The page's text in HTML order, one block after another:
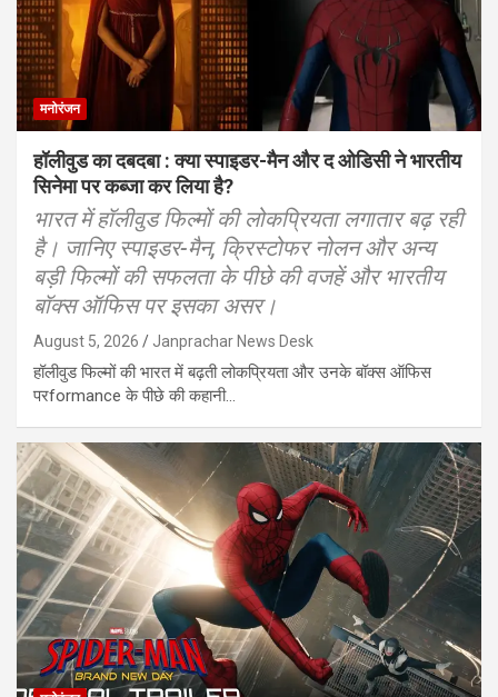
मनोरंजन
हॉलीवुड का दबदबा : क्या स्पाइडर-मैन और द ओडिसी ने भारतीय
सिनेमा पर कब्जा कर लिया है?
भारत में हॉलीवुड फिल्मों की लोकप्रियता लगातार बढ़ रही
है। जानिए स्पाइडर-मैन, क्रिस्टोफर नोलन और अन्य
बड़ी फिल्मों की सफलता के पीछे की वजहें और भारतीय
बॉक्स ऑफिस पर इसका असर।
August 5, 2026 Janprachar News Desk
हॉलीवुड फिल्मों की भारत में बढ़ती लोकप्रियता और उनके बॉक्स ऑफिस
परformance के पीछे की कहानी…